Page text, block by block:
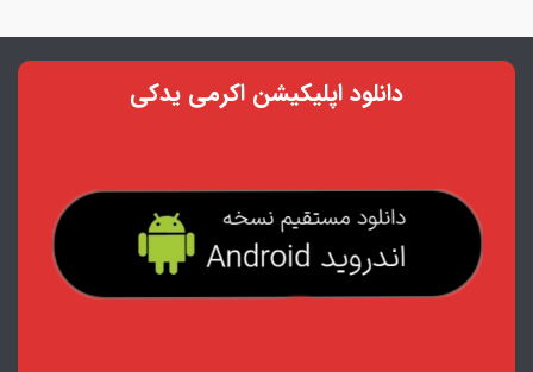
دانلود اپلیکیشن اکرمی یدکی